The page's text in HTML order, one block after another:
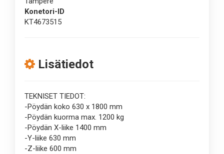
Konetori-ID
KT4673515
Lisätiedot
TEKNISET TIEDOT:
-Pöydän koko 630 x 1800 mm
-Pöydän kuorma max. 1200 kg
-Pöydän X-liike 1400 mm
-Y-liike 630 mm
-Z-liike 600 mm